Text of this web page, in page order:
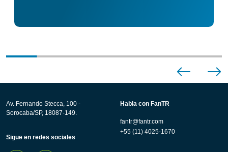
Av. Fernando Stecca, 100 -
Sorocaba/SP, 18087-149.
Sigue en redes sociales
Habla con FanTR
fantr@fantr.com
+55 (11) 4025-1670